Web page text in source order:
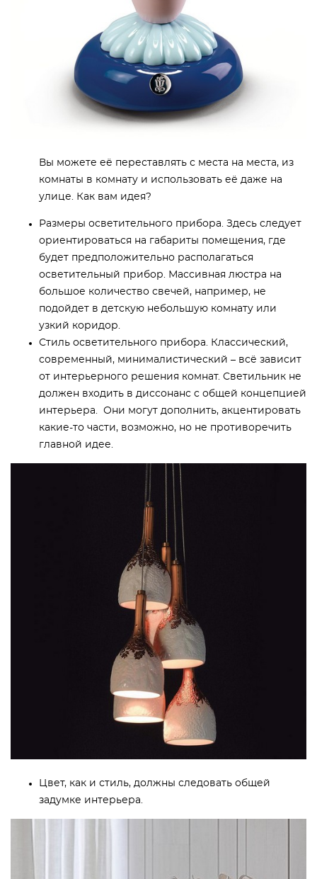
Вы можете её переставлять с места на места, из
комнаты в комнату и использовать её даже на
улице. Как вам идея?
Размеры осветительного прибора. Здесь следует
ориентироваться на габариты помещения, где
будет предположительно располагаться
осветительный прибор. Массивная люстра на
большое количество свечей, например, не
подойдет в детскую небольшую комнату или
узкий коридор.
Стиль осветительного прибора. Классический,
современный, минималистический – всё зависит
от интерьерного решения комнат. Светильник не
должен входить в диссонанс с общей концепцией
интерьера. Они могут дополнить, акцентировать
какие-то части, возможно, но не противоречить
главной идее.
Цвет, как и стиль, должны следовать общей
задумке интерьера.